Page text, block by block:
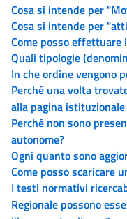
Cosa si intende per
Cosa si intende per
Come posso effettuare
Quali tipologie
In che ordine vengono
Perché una volta
alla pagina
Perché non sono
autonome?
Ogni quanto sono
Come posso scaricare
I testi normativi
Regionale possono